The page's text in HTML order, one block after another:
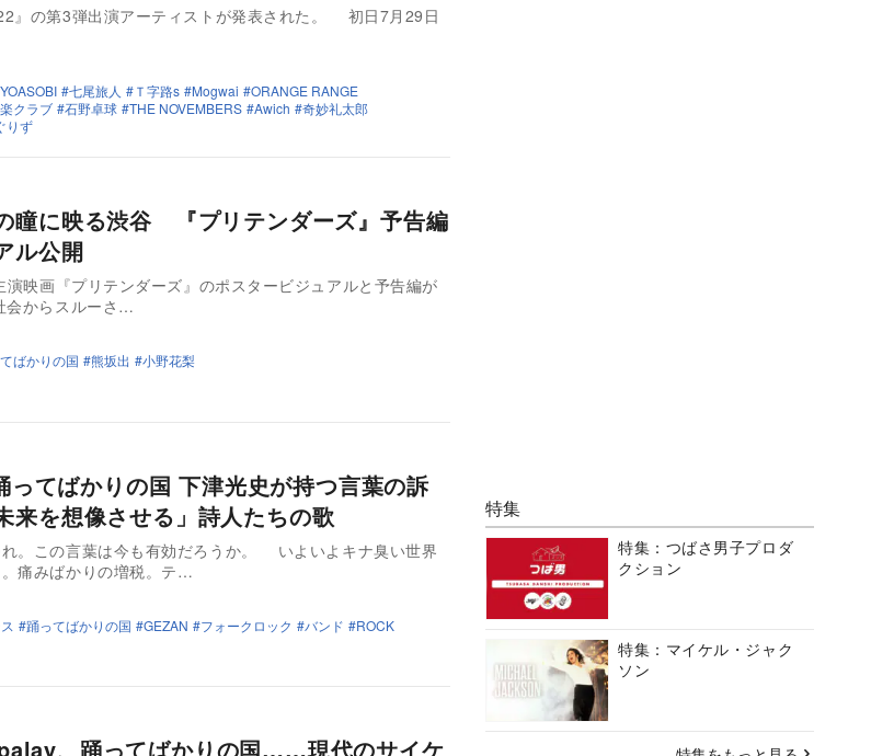
第3弾出演アーティストが発表された。 初日7月29日
YOASOBI 七尾旅人 Ｔ字路s Mogwai
ORANGE RANGE
クラブ 石野卓球 THE NOVEMBERS Awich
奇妙礼太郎
りず
瞳に映る渋谷 『プリテンダーズ』予告編
ル公開
映画『プリテンダーズ』のポスタービジュアルと予告編が
は、社会からスルーさ…
ばかりの国 熊坂出 小野花梨
ってばかりの国 下津光史が持つ言葉の訴
を想像させる」詩人たちの歌
。この言葉は今も有効だろうか。 いよいよキナ臭い世界
痛みばかりの増税。テ…
踊ってばかりの国 GEZAN フォークロック バンド
ROCK
、踊ってばかりの国……現代のサイケ
特集
特集：つばさ男子プロダ
クション
特集：マイケル・ジャク
ソン